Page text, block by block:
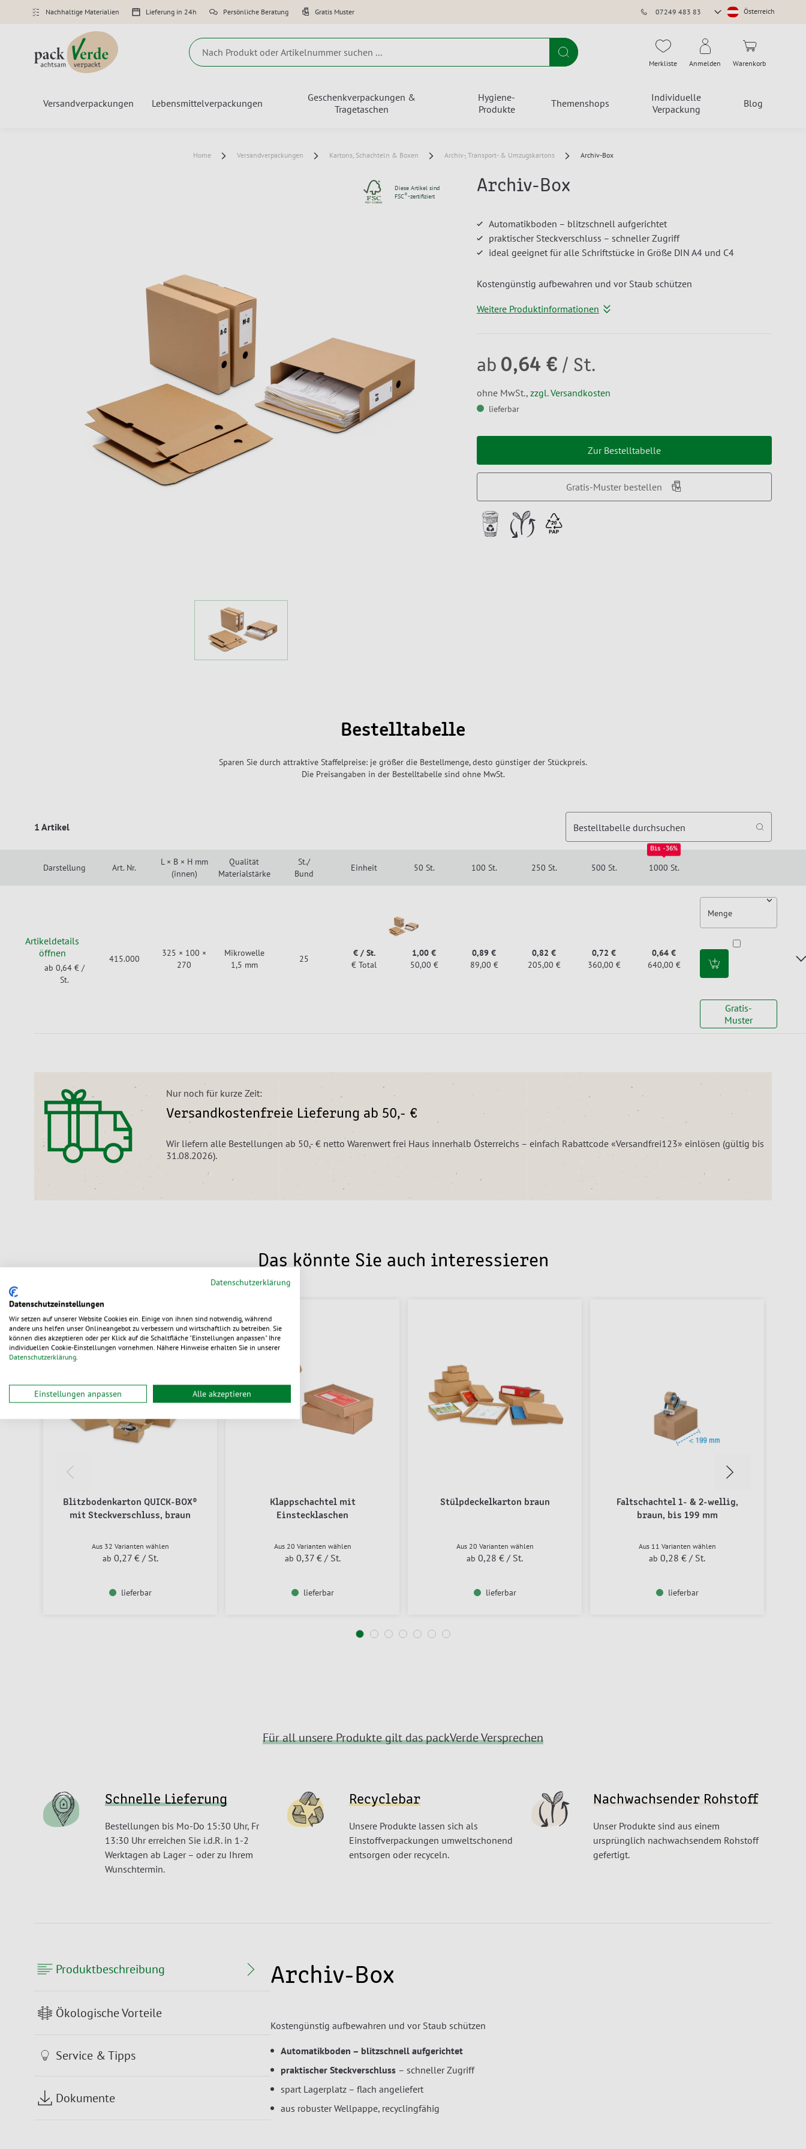
Nachhaltige Materialien Lieferung in 24h Persönliche Beratung Gratis Muster 07249 483 83
Store
Österreich
Suche Merkliste Anmelden Warenkorb
Versandverpackungen Lebensmittelverpackungen
Geschenkverpackungen &
Tragetaschen
Hygiene-
Produkte
Themenshops
Individuelle
Verpackung
Blog
Home Versandverpackungen Kartons, Schachteln & Boxen Archiv-, Transport- & Umzugskartons Archiv-Box
Diese Artikel sind
FSC®-zertifiziert
Archiv-Box
Automatikboden – blitzschnell aufgerichtet
praktischer Steckverschluss – schneller Zugriff
ideal geeignet für alle Schriftstücke in Größe DIN A4 und C4
Kostengünstig aufbewahren und vor Staub schützen
Weitere Produktinformationen
ab 0,64 € / St.
ohne MwSt., zzgl. Versandkosten
lieferbar
Zur Bestelltabelle
Gratis-Muster bestellen
Bestelltabelle
Sparen Sie durch attraktive Staffelpreise: je größer die Bestellmenge, desto günstiger der Stückpreis.
Die Preisangaben in der Bestelltabelle sind ohne MwSt.
1 Artikel Bestelltabelle durchsuchen
Darstellung Art. Nr.
L × B × H mm
(innen)
Qualität
Materialstärke
St./
Bund
Einheit 50 St. 100 St. 250 St. 500 St.
Bis -36%
1000 St.
Artikeldetails
öffnen
ab 0,64 € /
St.
415.000
325 × 100 ×
270
Mikrowelle
1,5 mm
25
€ / St.
€ Total
1,00 €
50,00 €
0,89 €
89,00 €
0,82 €
205,00 €
0,72 €
360,00 €
0,64 €
640,00 €
Menge
Gratis-
Muster
Nur noch für kurze Zeit:
Versandkostenfreie Lieferung ab 50,- €
Wir liefern alle Bestellungen ab 50,- € netto Warenwert frei Haus innerhalb Österreichs – einfach Rabattcode «Versandfrei123» einlösen (gültig bis
31.08.2026).
Das könnte Sie auch interessieren
Blitzbodenkarton QUICK-BOX®
mit Steckverschluss, braun
Aus 32 Varianten wählen
ab 0,27 € / St.
lieferbar
Klappschachtel mit
Einstecklaschen
Aus 20 Varianten wählen
ab 0,37 € / St.
lieferbar
Stülpdeckelkarton braun
Aus 20 Varianten wählen
ab 0,28 € / St.
lieferbar
Faltschachtel 1- & 2-wellig,
braun, bis 199 mm
Aus 11 Varianten wählen
ab 0,28 € / St.
lieferbar
Für all unsere Produkte gilt das packVerde Versprechen
Schnelle Lieferung
Bestellungen bis Mo-Do 15:30 Uhr, Fr
13:30 Uhr erreichen Sie i.d.R. in 1-2
Werktagen ab Lager – oder zu Ihrem
Wunschtermin.
Recyclebar
Unsere Produkte lassen sich als
Einstoffverpackungen umweltschonend
entsorgen oder recyceln.
Nachwachsender Rohstoff
Unser Produkte sind aus einem
ursprünglich nachwachsendem Rohstoff
gefertigt.
Produktbeschreibung
Ökologische Vorteile
Service & Tipps
Dokumente
Archiv-Box
Kostengünstig aufbewahren und vor Staub schützen
Automatikboden – blitzschnell aufgerichtet
praktischer Steckverschluss – schneller Zugriff
spart Lagerplatz – flach angeliefert
aus robuster Wellpappe, recyclingfähig
Datenschutzerklärung
Datenschutzeinstellungen
Wir setzen auf unserer Website Cookies ein. Einige von ihnen sind notwendig, während
andere uns helfen unser Onlineangebot zu verbessern und wirtschaftlich zu betreiben. Sie
können dies akzeptieren oder per Klick auf die Schaltfläche "Einstellungen anpassen" Ihre
individuellen Cookie-Einstellungen vornehmen. Nähere Hinweise erhalten Sie in unserer
Datenschutzerklärung.
Einstellungen anpassen Alle akzeptieren